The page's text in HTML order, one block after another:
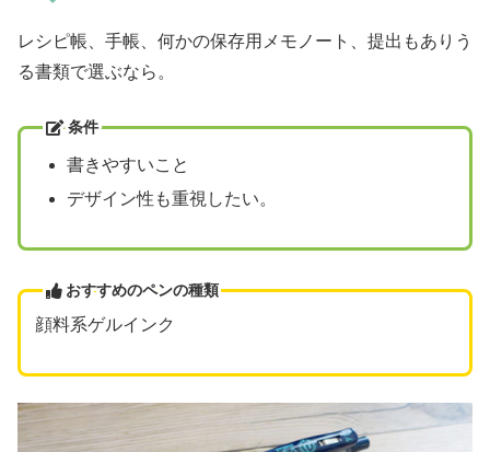
レシピ帳、手帳、何かの保存用メモノート、提出もありう
る書類で選ぶなら。
条件
書きやすいこと
デザイン性も重視したい。
おすすめのペンの種類
顔料系ゲルインク